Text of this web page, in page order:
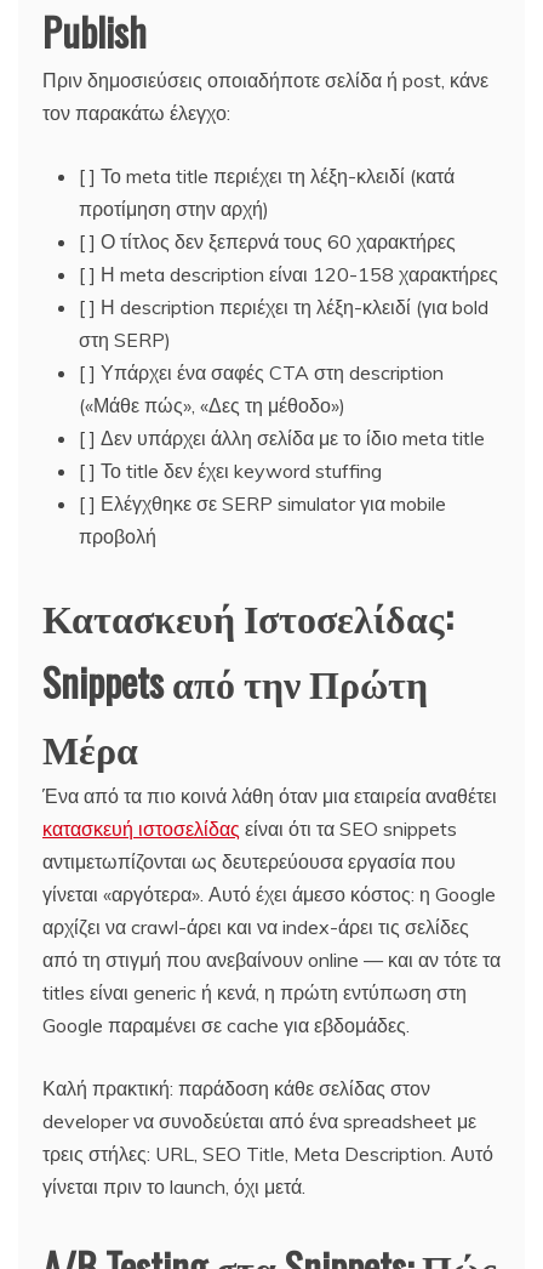
Publish
Πριν δημοσιεύσεις οποιαδήποτε σελίδα ή post, κάνε
τον παρακάτω έλεγχο:
[ ] Το meta title περιέχει τη λέξη-κλειδί (κατά
προτίμηση στην αρχή)
[ ] Ο τίτλος δεν ξεπερνά τους 60 χαρακτήρες
[ ] Η meta description είναι 120-158 χαρακτήρες
[ ] Η description περιέχει τη λέξη-κλειδί (για bold
στη SERP)
[ ] Υπάρχει ένα σαφές CTA στη description
(«Μάθε πώς», «Δες τη μέθοδο»)
[ ] Δεν υπάρχει άλλη σελίδα με το ίδιο meta title
[ ] Το title δεν έχει keyword stuffing
[ ] Ελέγχθηκε σε SERP simulator για mobile
προβολή
Κατασκευή Ιστοσελίδας:
Snippets από την Πρώτη
Μέρα
Ένα από τα πιο κοινά λάθη όταν μια εταιρεία αναθέτει
κατασκευή ιστοσελίδας είναι ότι τα SEO snippets
αντιμετωπίζονται ως δευτερεύουσα εργασία που
γίνεται «αργότερα». Αυτό έχει άμεσο κόστος: η Google
αρχίζει να crawl-άρει και να index-άρει τις σελίδες
από τη στιγμή που ανεβαίνουν online — και αν τότε τα
titles είναι generic ή κενά, η πρώτη εντύπωση στη
Google παραμένει σε cache για εβδομάδες.
Καλή πρακτική: παράδοση κάθε σελίδας στον
developer να συνοδεύεται από ένα spreadsheet με
τρεις στήλες: URL, SEO Title, Meta Description. Αυτό
γίνεται πριν το launch, όχι μετά.